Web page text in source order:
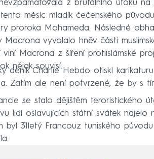
z brutálního útoku na
tento měsíc mladík čečenského
proroka Mohameda. Následné
Macrona vyvolalo hněv části
viní Macrona z šíření protiislámské
nějak souvisí.
deník Charlie Hebdo otiskl
Zatím ale není potvrzené, že by s
se stalo dějištěm teroristického
lidí oslavujících státní svátek najelo
byl 31letý Francouz tuniského